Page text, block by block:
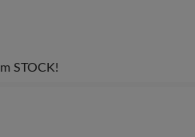
STOCK!